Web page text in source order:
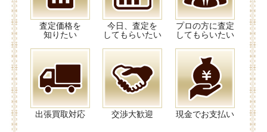
査定価格を
知りたい
今日、査定を
してもらいたい
プロの方に査定
してもらいたい
出張買取対応 交渉大歓迎 現金でお支払い